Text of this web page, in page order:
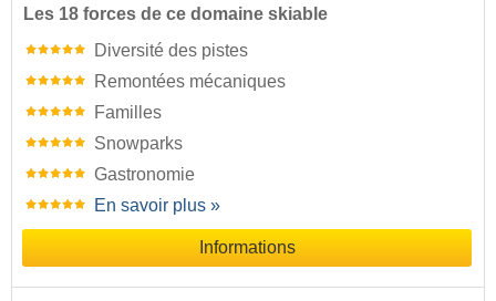
Les 18 forces de ce domaine skiable
Diversité des pistes
Remontées mécaniques
Familles
Snowparks
Gastronomie
En savoir plus »
Informations